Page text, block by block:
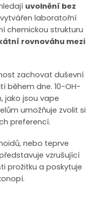
uvolnění bez
vytvářen laboratořní
chemickou strukturu
rovnováhu mezi
zachovat duševní
během dne. 10-OH-
jako jsou vape
umožňuje zvolit si
preferencí.
nebo teprve
vzrušující
prožitku a poskytuje